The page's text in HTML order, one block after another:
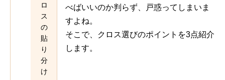
べばいいのか判らず、戸惑ってしまいま
すよね。
そこで、クロス選びのポイントを3点紹介
します。
ロ
ス
の
貼
り
分
け